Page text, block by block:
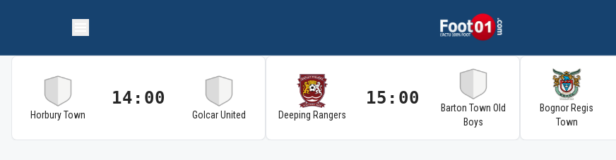
Horbury Town
14:00
Golcar United Deeping Rangers
15:00
Barton Town Old
Boys
Bognor Regis
Town